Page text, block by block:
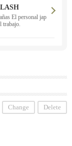
El personal jap
trabajo.
Change Delete